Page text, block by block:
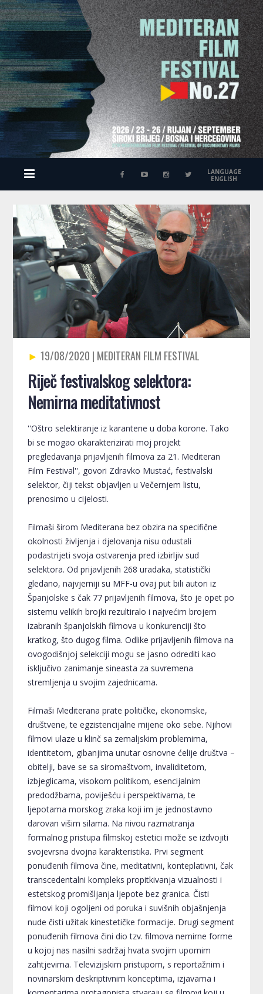
LANGUAGE
ENGLISH
19/08/2020
Riječ festivalskog selektora:
Nemirna meditativnost
''Oštro selektiranje iz karantene u doba korone. Tako
bi se mogao okarakterizirati moj projekt
pregledavanja prijavljenih filmova za 21. Mediteran
Film Festival'', govori Zdravko Mustać, festivalski
selektor, čiji tekst objavljen u Večernjem listu,
prenosimo u cijelosti.
Filmaši širom Mediterana bez obzira na specifične
okolnosti življenja i djelovanja nisu odustali
podastrijeti svoja ostvarenja pred izbirljiv sud
selektora. Od prijavljenih 268 uradaka, statistički
gledano, najvjerniji su MFF-u ovaj put bili autori iz
Španjolske s čak 77 prijavljenih filmova, što je opet po
sistemu velikih brojki rezultiralo i najvećim brojem
izabranih španjolskih filmova u konkurenciji što
kratkog, što dugog filma. Odlike prijavljenih filmova na
ovogodišnjoj selekciji mogu se jasno odrediti kao
isključivo zanimanje sineasta za suvremena
stremljenja u svojim zajednicama.
Filmaši Mediterana prate političke, ekonomske,
društvene, te egzistencijalne mijene oko sebe. Njihovi
filmovi ulaze u klinč sa zemaljskim problemima,
identitetom, gibanjima unutar osnovne ćelije društva –
obitelji, bave se sa siromaštvom, invaliditetom,
izbjeglicama, visokom politikom, esencijalnim
predodžbama, poviješću i perspektivama, te
ljepotama morskog zraka koji im je jednostavno
darovan višim silama. Na nivou razmatranja
formalnog pristupa filmskoj estetici može se izdvojiti
svojevrsna dvojna karakteristika. Prvi segment
ponuđenih filmova čine, meditativni, konteplativni, čak
transcedentalni kompleks propitkivanja vizualnosti i
estetskog promišljanja ljepote bez granica. Čisti
filmovi koji ogoljeni od poruka i suvišnih objašnjenja
nude čisti užitak kinestetičke formacije. Drugi segment
ponuđenih filmova čini dio tzv. filmova nemirne forme
u kojoj nas nasilni sadržaj hvata svojim upornim
zahtjevima. Televizijskim pristupom, s reportažnim i
novinarskim deskriptivnim konceptima, izjavama i